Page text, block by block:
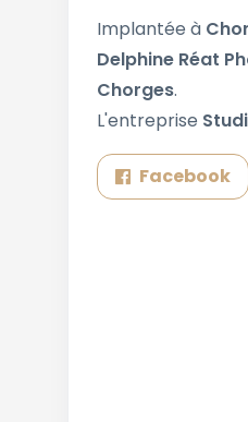
Implantée à
Delphine Réat
Chorges.
L'entreprise
Facebook